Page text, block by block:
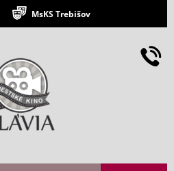
MsKS Trebišov